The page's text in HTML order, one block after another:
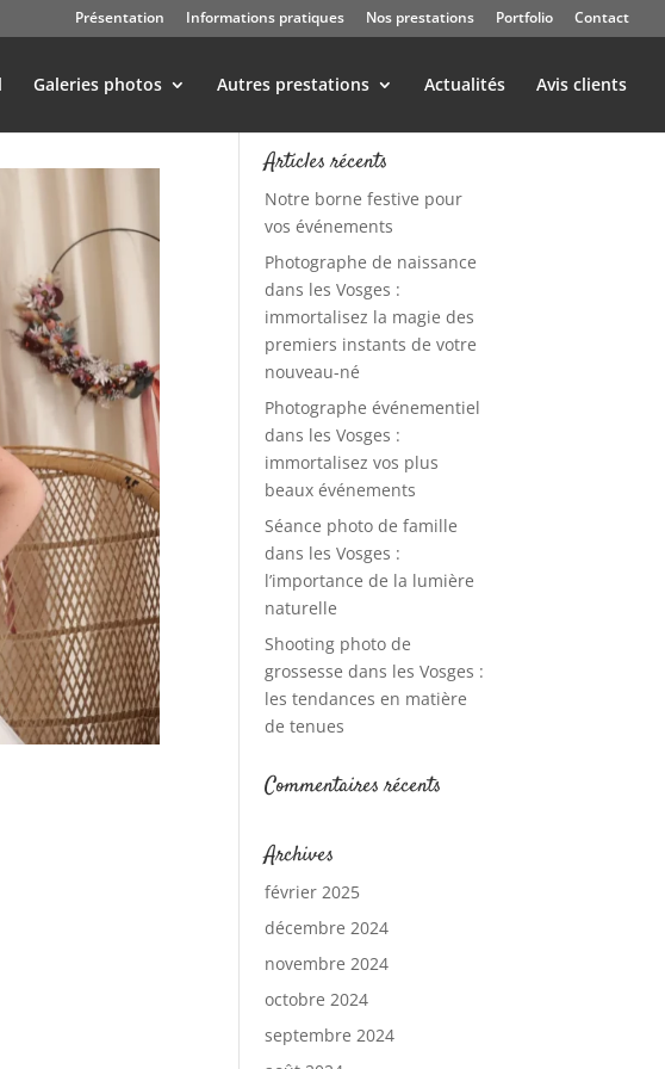
Présentation Informations pratiques Nos prestations Portfolio Contact
Galeries photos Autres prestations Actualités Avis clients
Articles récents
Notre borne festive pour
vos événements
Photographe de naissance
dans les Vosges :
immortalisez la magie des
premiers instants de votre
nouveau-né
Photographe événementiel
dans les Vosges :
immortalisez vos plus
beaux événements
Séance photo de famille
dans les Vosges :
l’importance de la lumière
naturelle
Shooting photo de
grossesse dans les Vosges :
les tendances en matière
de tenues
Commentaires récents
Archives
février 2025
décembre 2024
novembre 2024
octobre 2024
septembre 2024